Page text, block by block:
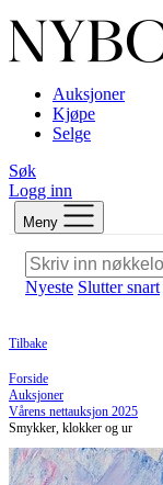
Auksjoner
Kjøpe
Selge
Søk
Logg inn
Meny
Nyeste Slutter snart
Tilbake
Forside
Auksjoner
Vårens nettauksjon 2025
Smykker, klokker og ur